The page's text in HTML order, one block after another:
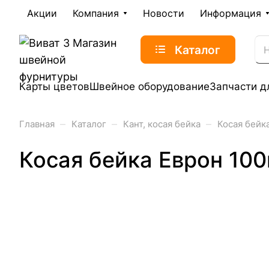
Акции Компания Новости Информация
Каталог
Карты цветовШвейное оборудованиеЗапчасти
Главная – Каталог – Кант, косая бейка – Косая
Косая бейка Еврон